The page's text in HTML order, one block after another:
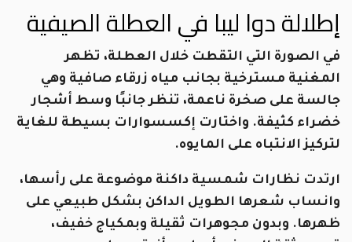
إطلالة دوا ليبا في العطلة الصيفية
في الصورة التي التقطت خلال العطلة، تظهر
المغنية مسترخية بجانب مياه زرقاء صافية وهي
جالسة على صخرة ناعمة، تنظر جانبًا وسط أشجار
خضراء كثيفة. واختارت إكسسوارات بسيطة للغاية
لتركيز الانتباه على المايوه.
ارتدت نظارات شمسية داكنة موضوعة على رأسها،
وانساب شعرها الطويل الداكن بشكل طبيعي على
ظهرها. وبدون مجوهرات ثقيلة وبمكياج خفيف،